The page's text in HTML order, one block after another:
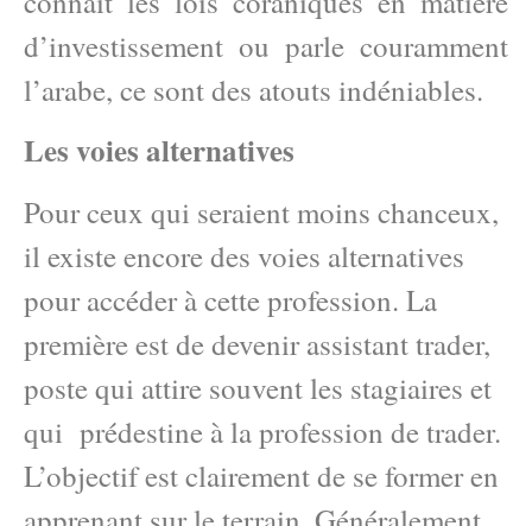
d’investissement ou parle couramment
l’arabe, ce sont des atouts indéniables.
Les voies alternatives
Pour ceux qui seraient moins chanceux,
il existe encore des voies alternatives
pour accéder à cette profession. La
première est de devenir assistant trader,
poste qui attire souvent les stagiaires et
qui prédestine à la profession de trader.
L’objectif est clairement de se former en